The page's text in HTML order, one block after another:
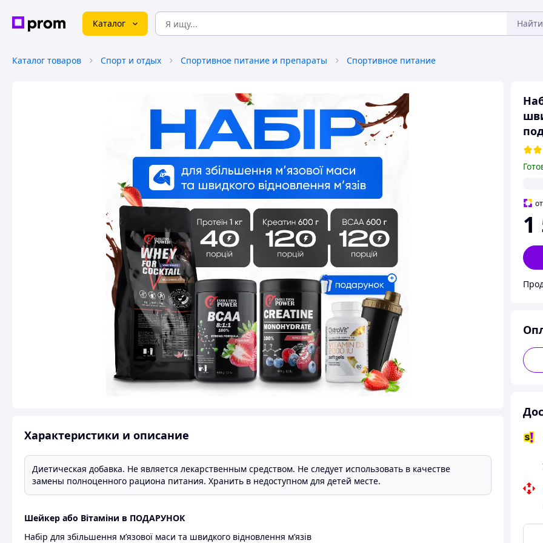
Каталог Найти
Каталог товаров Спорт и отдых Спортивное питание и препараты Спортивное питание
1
Характеристики и описание
Диетическая добавка. Не является лекарственным средством. Не следует использовать в качестве
замены полноценного рациона питания. Хранить в недоступном для детей месте.
Шейкер або Вітаміни в ПОДАРУНОК
Набір для збільшення м’язової маси та швидкого відновлення м’язів